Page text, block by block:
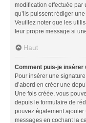
modification effectuée par
qu’ils puissent rédiger
Veuillez noter que les
leur propre message si
Haut
Comment puis-je insérer
Pour insérer une
d’abord en créer une
Une fois créée, vous
depuis le formulaire de
pouvez également
messages en cochant la